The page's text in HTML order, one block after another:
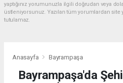
yaptığınız yorumunuzla ilgili doğrudan veya
üstleniyorsunuz. Yazılan tüm yorumlardan
tutulamaz.
Anasayfa Bayrampaşa
Bayrampaşa'da